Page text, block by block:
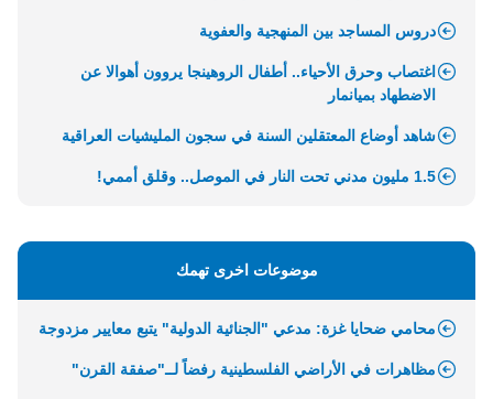
دروس المساجد بين المنهجية والعفوية
اغتصاب وحرق الأحياء.. أطفال الروهينجا يروون أهوالا عن
الاضطهاد بميانمار
شاهد أوضاع المعتقلين السنة في سجون المليشيات العراقية
1.5 مليون مدني تحت النار في الموصل.. وقلق أممي!
موضوعات اخرى تهمك
محامي ضحايا غزة: مدعي "الجنائية الدولية" يتبع معايير مزدوجة
مظاهرات في الأراضي الفلسطينية رفضاً لــ"صفقة القرن"